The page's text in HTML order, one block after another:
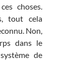
choses.
tout cela
Non,
dans le
de